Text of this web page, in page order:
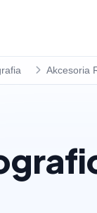
Akcesoria